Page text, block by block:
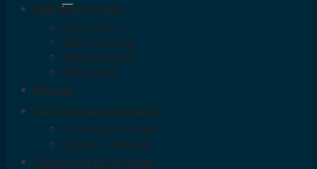
Biển inox ăn mòn
Biển công ty
Biển phòng ban
Biển chức danh
Biển số nhà
Báo giá
Chữ (nội dung trên biển)
Chữ mica – đèn led
Chữ alu – Đèn led
Công trình đã thi công